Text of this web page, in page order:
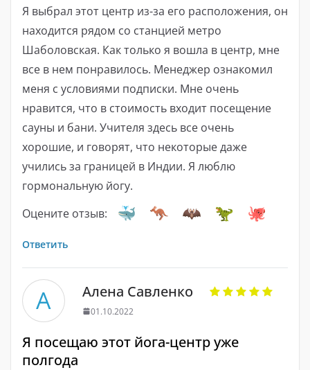
Я выбрал этот центр из-за его расположения, он
находится рядом со станцией метро
Шаболовская. Как только я вошла в центр, мне
все в нем понравилось. Менеджер ознакомил
меня с условиями подписки. Мне очень
нравится, что в стоимость входит посещение
сауны и бани. Учителя здесь все очень
хорошие, и говорят, что некоторые даже
учились за границей в Индии. Я люблю
гормональную йогу.
Оцените отзыв:
Ответить
А Алена Савленко
01.10.2022
Я посещаю этот йога-центр уже
полгода